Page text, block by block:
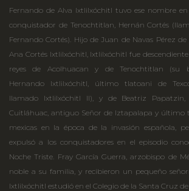
Fernando de Alva Ixtlilxóchitl tuvo ese nombre
conquistador de Tenochtitlan, Hernán Cortés
Fernando Cortés). Hijo de Juan de Navas Pérez
Ana Cortés Ixtlilxóchitl, Ixtlilxóchitl fue
reyes de Acolhuacan y de Tenochtitlan (su
Hernando Ixtlilxóchitl, último tlatoani de
llamado Ixtlilxóchitl II), y de Beatriz
Cuitláhuac, antiguo Señor de Iztapalapa y último
mexicas en la época de la invasión española,
expulsó a los conquistadores en el episodio
Noche Triste. Fray García Guerra, arzobispo de
noble a su familia, y recibieron un pequeño
Ixtlilxóchitl estudió en el Colegio de la Santa Cruz de